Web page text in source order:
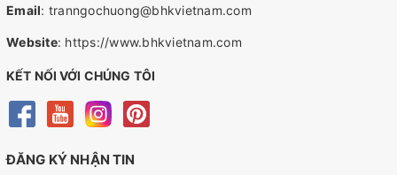
Email: tranngochuong@bhkvietnam.com
Website: https://www.bhkvietnam.com
KẾT NỐI VỚI CHÚNG TÔI
ĐĂNG KÝ NHẬN TIN